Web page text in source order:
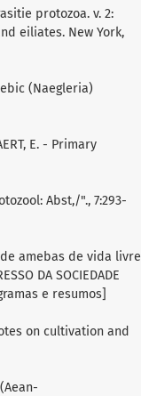
protozoa. v. 2:
eiliates. New York,
(Naegleria)
E. - Primary
Abst,/"., 7:293-
de amebas de vida livre
DA SOCIEDADE
e resumos]
on cultivation and